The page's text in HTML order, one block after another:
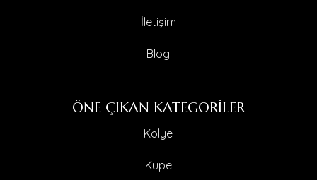
İletişim
Blog
ÖNE ÇIKAN KATEGORİLER
Kolye
Küpe